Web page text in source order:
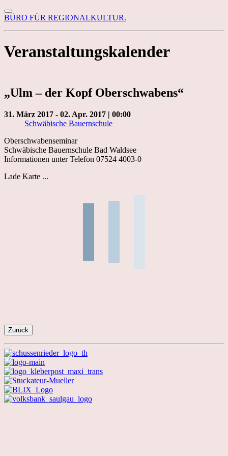
BÜRO FÜR REGIONALKULTUR.
Veranstaltungskalender
„Ulm – der Kopf Oberschwabens“
31. März 2017 - 02. Apr. 2017 | 00:00
Schwäbische Bauernschule
Oberschwabenseminar
Schwäbische Bauernschule Bad Waldsee
Informationen unter Telefon 07524 4003-0
Lade Karte ...
Zurück